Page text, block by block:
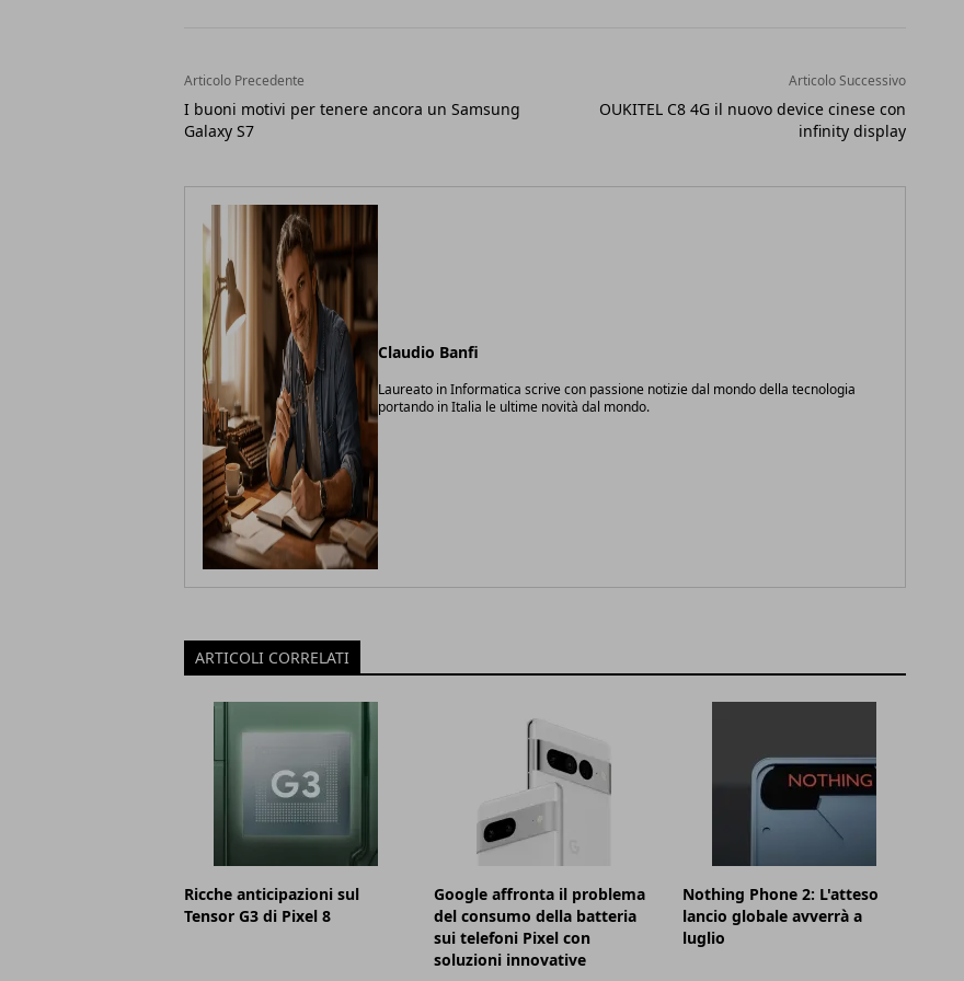
Articolo Precedente
I buoni motivi per tenere ancora un Samsung
Galaxy S7
Articolo Successivo
OUKITEL C8 4G il nuovo device cinese con
infinity display
Claudio Banfi
Laureato in Informatica scrive con passione notizie dal mondo della tecnologia
portando in Italia le ultime novità dal mondo.
ARTICOLI CORRELATI
Ricche anticipazioni sul
Tensor G3 di Pixel 8
Google affronta il problema
del consumo della batteria
sui telefoni Pixel con
soluzioni innovative
Nothing Phone 2: L'atteso
lancio globale avverrà a
luglio